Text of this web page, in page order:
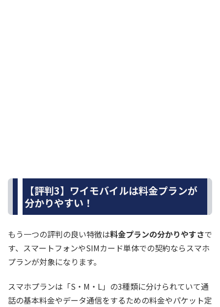
【評判3】ワイモバイルは料金プランが
分かりやすい！
もう一つの評判の良い特徴は料金プランの分かりやすさで
す、スマートフォンやSIMカード単体での契約ならスマホ
プランが対象になります。
スマホプランは「S・M・L」の3種類に分けられていて通
話の基本料金やデータ通信をするための料金やパケット定